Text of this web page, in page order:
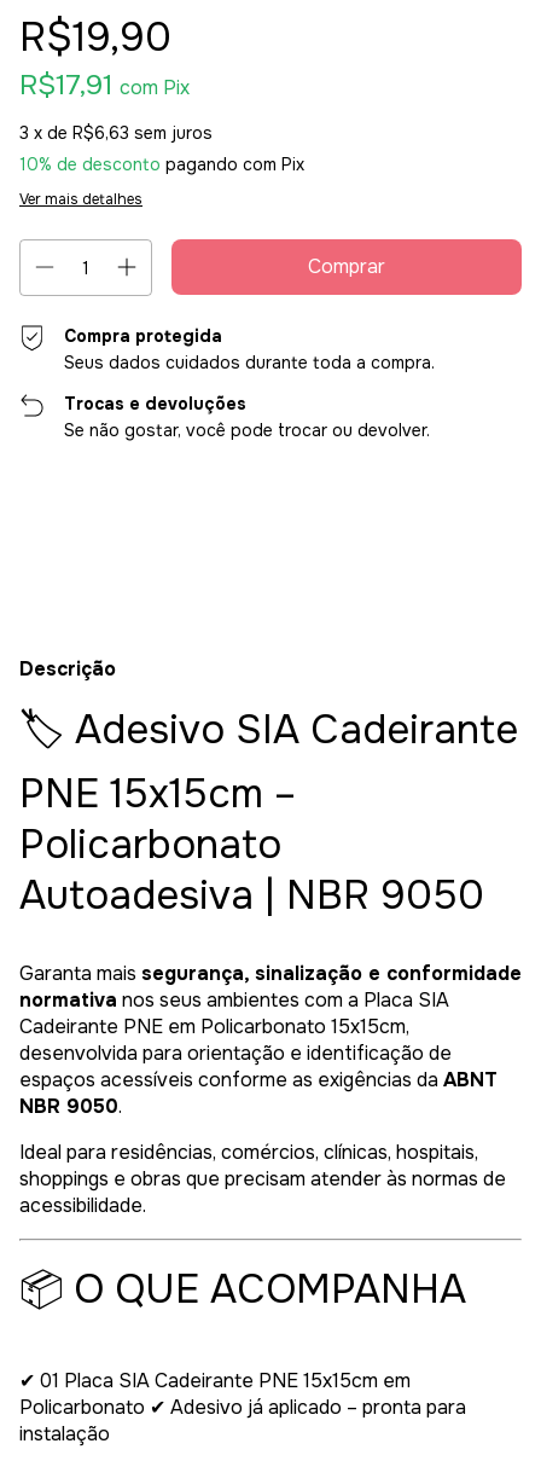
R$19,90
R$17,91 com Pix
3 x de R$6,63 sem juros
10% de desconto pagando com Pix
Ver mais detalhes
Compra protegida
Seus dados cuidados durante toda a compra.
Trocas e devoluções
Se não gostar, você pode trocar ou devolver.
Descrição
🏷️ Adesivo SIA Cadeirante
PNE 15x15cm –
Policarbonato
Autoadesiva | NBR 9050
Garanta mais segurança, sinalização e conformidade
normativa nos seus ambientes com a Placa SIA
Cadeirante PNE em Policarbonato 15x15cm,
desenvolvida para orientação e identificação de
espaços acessíveis conforme as exigências da ABNT
NBR 9050.
Ideal para residências, comércios, clínicas, hospitais,
shoppings e obras que precisam atender às normas de
acessibilidade.
📦 O QUE ACOMPANHA
✔ 01 Placa SIA Cadeirante PNE 15x15cm em
Policarbonato ✔ Adesivo já aplicado – pronta para
instalação